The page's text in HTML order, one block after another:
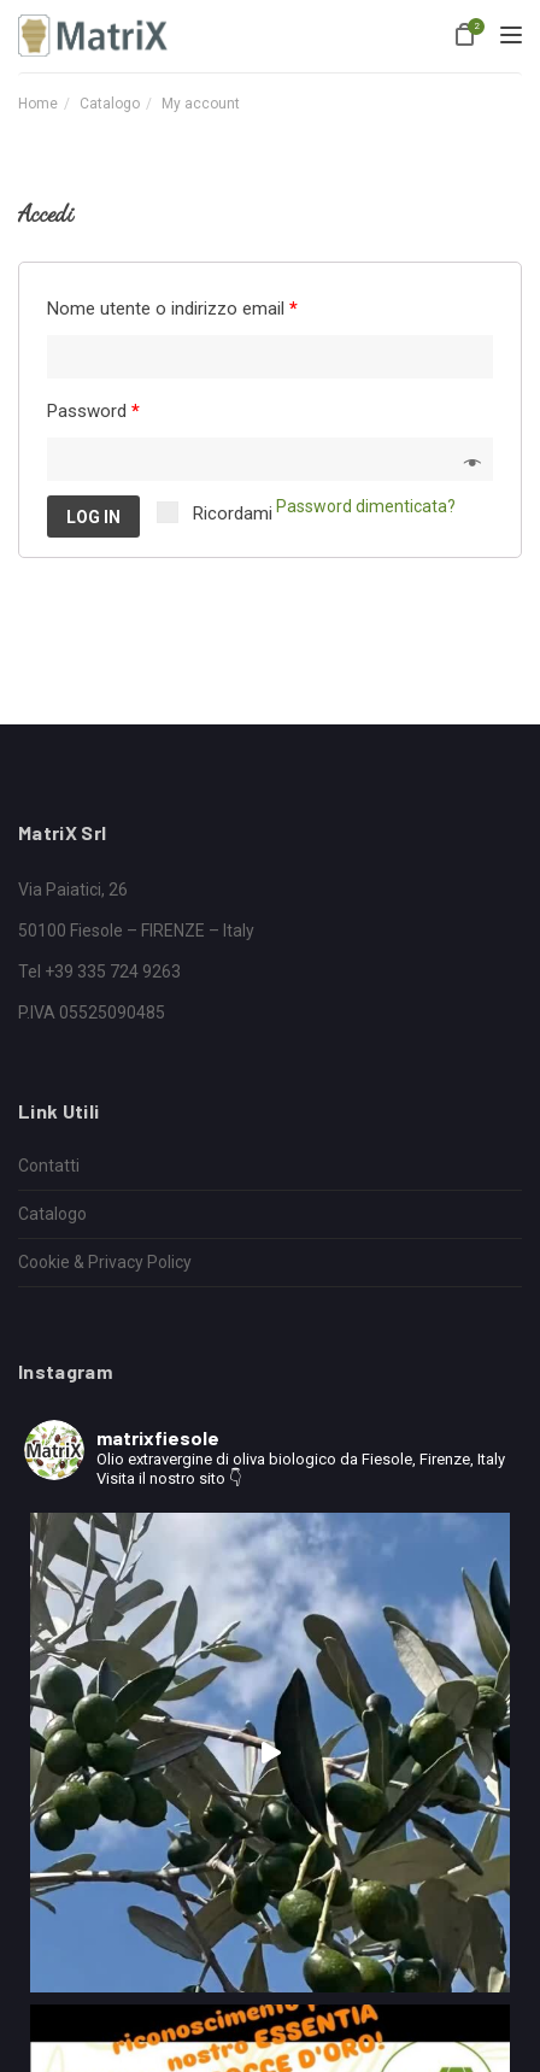
2
Home Catalogo My account
Accedi
Nome utente o indirizzo email *
Password *
Ricordami
LOG IN
Password dimenticata?
MatriX Srl
Via Paiatici, 26
50100 Fiesole – FIRENZE – Italy
Tel +39 335 724 9263
P.IVA 05525090485
Link Utili
Contatti
Catalogo
Cookie & Privacy Policy
Instagram
matrixfiesole
Olio extravergine di oliva biologico da Fiesole, Firenze, Italy
Visita il nostro sito 👇